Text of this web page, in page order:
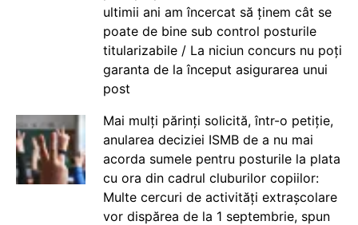
ultimii ani am încercat să ținem cât se
poate de bine sub control posturile
titularizabile / La niciun concurs nu poți
garanta de la început asigurarea unui
post
Mai mulți părinți solicită, într-o petiție,
anularea deciziei ISMB de a nu mai
acorda sumele pentru posturile la plata
cu ora din cadrul cluburilor copiilor:
Multe cercuri de activități extrașcolare
vor dispărea de la 1 septembrie, spun